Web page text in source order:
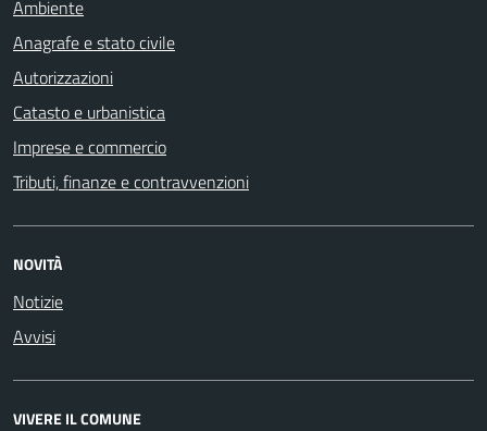
Ambiente
Anagrafe e stato civile
Autorizzazioni
Catasto e urbanistica
Imprese e commercio
Tributi, finanze e contravvenzioni
NOVITÀ
Notizie
Avvisi
VIVERE IL COMUNE